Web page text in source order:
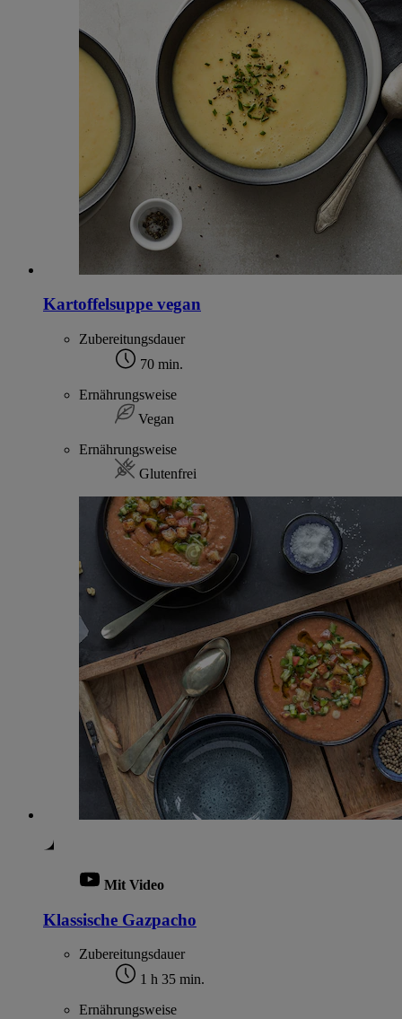
Kartoffelsuppe vegan
Zubereitungsdauer
70 min.
Ernährungsweise
Vegan
Ernährungsweise
Glutenfrei
Mit Video
Klassische Gazpacho
Zubereitungsdauer
1 h 35 min.
Ernährungsweise